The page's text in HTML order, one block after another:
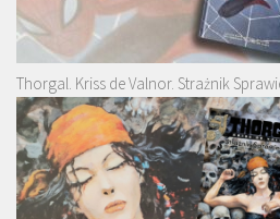
Thorgal. Kriss de Valnor. Strażnik